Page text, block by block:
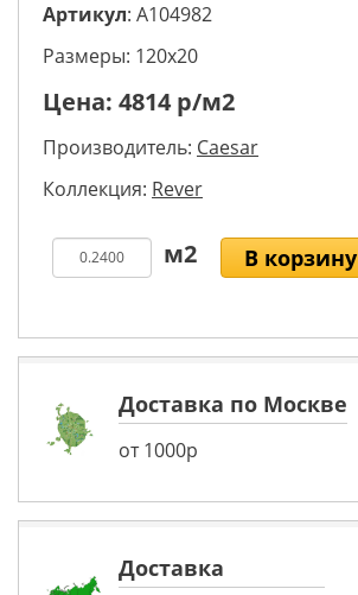
Артикул: A104982
Размеры: 120х20
Цена: 4814 р/м2
Производитель: Caesar
Коллекция: Rever
В корзину
Доставка по Москве
от 1000р
Доставка